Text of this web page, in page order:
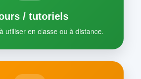
/ tutoriels
utiliser en classe ou à distance.